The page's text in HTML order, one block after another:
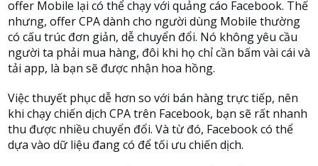
offer Mobile lại có thể chạy với quảng cáo Facebook. Thế
nhưng, offer CPA dành cho người dùng Mobile thường
có cấu trúc đơn giản, dễ chuyển đổi. Nó không yêu cầu
người ta phải mua hàng, đôi khi họ chỉ cần bấm vài cái và
tải app, là bạn sẽ được nhận hoa hồng.
Việc thuyết phục dễ hơn so với bán hàng trực tiếp, nên
khi chạy chiến dịch CPA trên Facebook, bạn sẽ rất nhanh
thu được nhiều chuyển đổi. Và từ đó, Facebook có thể
dựa vào dữ liệu đang có để tối ưu chiến dịch.